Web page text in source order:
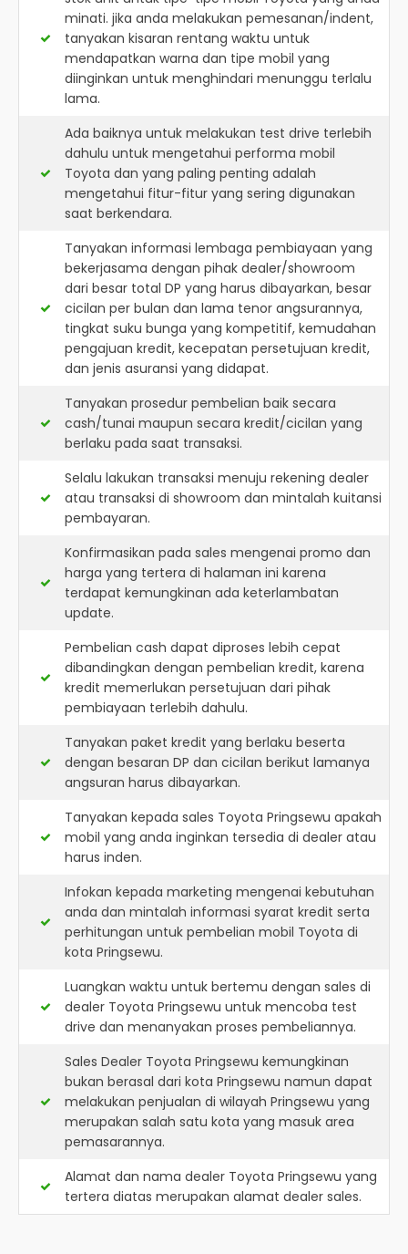
minati. jika anda melakukan pemesanan/indent,
tanyakan kisaran rentang waktu untuk
mendapatkan warna dan tipe mobil yang
diinginkan untuk menghindari menunggu terlalu
lama.
Ada baiknya untuk melakukan test drive terlebih
dahulu untuk mengetahui performa mobil
Toyota dan yang paling penting adalah
mengetahui fitur-fitur yang sering digunakan
saat berkendara.
Tanyakan informasi lembaga pembiayaan yang
bekerjasama dengan pihak dealer/showroom
dari besar total DP yang harus dibayarkan, besar
cicilan per bulan dan lama tenor angsurannya,
tingkat suku bunga yang kompetitif, kemudahan
pengajuan kredit, kecepatan persetujuan kredit,
dan jenis asuransi yang didapat.
Tanyakan prosedur pembelian baik secara
cash/tunai maupun secara kredit/cicilan yang
berlaku pada saat transaksi.
Selalu lakukan transaksi menuju rekening dealer
atau transaksi di showroom dan mintalah kuitansi
pembayaran.
Konfirmasikan pada sales mengenai promo dan
harga yang tertera di halaman ini karena
terdapat kemungkinan ada keterlambatan
update.
Pembelian cash dapat diproses lebih cepat
dibandingkan dengan pembelian kredit, karena
kredit memerlukan persetujuan dari pihak
pembiayaan terlebih dahulu.
Tanyakan paket kredit yang berlaku beserta
dengan besaran DP dan cicilan berikut lamanya
angsuran harus dibayarkan.
Tanyakan kepada sales Toyota Pringsewu apakah
mobil yang anda inginkan tersedia di dealer atau
harus inden.
Infokan kepada marketing mengenai kebutuhan
anda dan mintalah informasi syarat kredit serta
perhitungan untuk pembelian mobil Toyota di
kota Pringsewu.
Luangkan waktu untuk bertemu dengan sales di
dealer Toyota Pringsewu untuk mencoba test
drive dan menanyakan proses pembeliannya.
Sales Dealer Toyota Pringsewu kemungkinan
bukan berasal dari kota Pringsewu namun dapat
melakukan penjualan di wilayah Pringsewu yang
merupakan salah satu kota yang masuk area
pemasarannya.
Alamat dan nama dealer Toyota Pringsewu yang
tertera diatas merupakan alamat dealer sales.